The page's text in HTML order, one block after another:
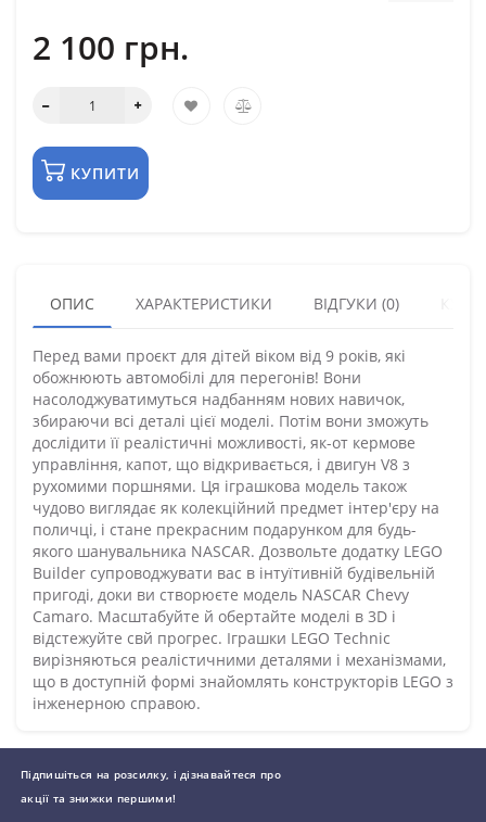
2 100 грн.
КУПИТИ
ОПИС ХАРАКТЕРИСТИКИ ВІДГУКИ (0)
Перед вами проєкт для дітей віком від 9 років, які
обожнюють автомобілі для перегонів! Вони
насолоджуватимуться надбанням нових навичок,
збираючи всі деталі цієї моделі. Потім вони зможуть
дослідити її реалістичні можливості, як-от кермове
управління, капот, що відкривається, і двигун V8 з
рухомими поршнями. Ця іграшкова модель також
чудово виглядає як колекційний предмет інтер'єру на
поличці, і стане прекрасним подарунком для будь-
якого шанувальника NASCAR. Дозвольте додатку LEGO
Builder супроводжувати вас в інтуїтивній будівельній
пригоді, доки ви створюєте модель NASCAR Chevy
Camaro. Масштабуйте й обертайте моделі в 3D і
відстежуйте свй прогрес. Іграшки LEGO Technic
вирізняються реалістичними деталями і механізмами,
що в доступній формі знайомлять конструкторів LEGO з
інженерною справою.
Підпишіться на розсилку, і дізнавайтеся про
акції та знижки першими!